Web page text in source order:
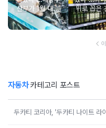
산부가 1월 대표
보양식으로 선정
한 의외의 '수산물'
위로 꼽은
좋은 이 '
체 뭐
자동차카테고리 포스트
두카티 코리아, '두카티 나이트 라